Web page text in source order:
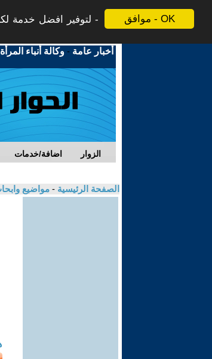
موافق - OK
لتوفير افضل خدمة
أخبار عامة -وكالة أنباء المرأة
اضافة/خدمات الزوار
الصفحة الرئيسية - مواضيع